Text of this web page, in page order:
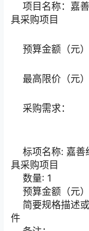
项目名称：嘉善
具采购项目
预算金额（元
最高限价（元
采购需求：
标项名称: 嘉善
具采购项目
数量: 1
预算金额（元
简要规格描述或
件